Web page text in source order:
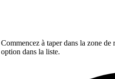
Commencez à taper dans la zone
option dans la liste.